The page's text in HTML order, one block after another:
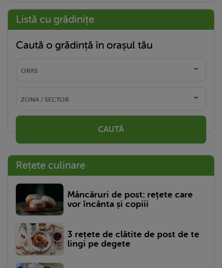
Listă cu grădinițe
Caută o grădință în orașul tău
CAUTĂ
Rețete culinare
Mâncăruri de post: rețete care
vor încânta și copiii
3 rețete de clătite de post de te
lingi pe degete